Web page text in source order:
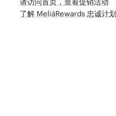
了解 MeliáRewards 忠诚计